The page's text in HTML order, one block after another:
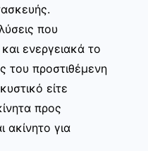
που
ενεργειακά το
του προστιθέμενη
είτε
προς
ακίνητο για